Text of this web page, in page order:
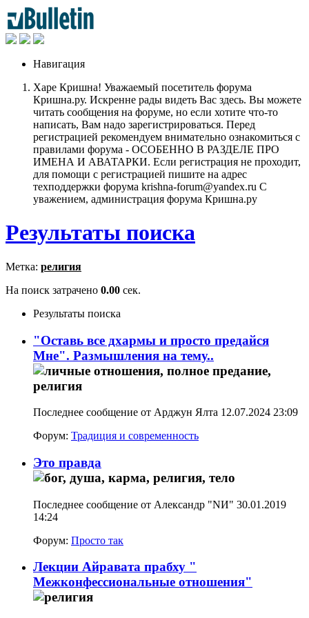
Навигация
Харе Кришна! Уважаемый посетитель форума
Кришна.ру. Искренне рады видеть Вас здесь. Вы можете
читать сообщения на форуме, но если хотите что-то
написать, Вам надо зарегистрироваться. Перед
регистрацией рекомендуем внимательно ознакомиться с
правилами форума - ОСОБЕННО В РАЗДЕЛЕ ПРО
ИМЕНА И АВАТАРКИ. Если регистрация не проходит,
для помощи с регистрацией пишите на адрес
техподдержки форума krishna-forum@yandex.ru С
уважением, администрация форума Кришна.ру
Результаты поиска
Метка: религия
На поиск затрачено 0.00 сек.
Результаты поиска
"Оставь все дхармы и просто предайся
Мне". Размышления на тему..
Последнее сообщение от Арджун Ялта 12.07.2024 23:09
Форум: Традиция и современность
Это правда
Последнее сообщение от Александр "NИ" 30.01.2019
14:24
Форум: Просто так
Лекции Айравата прабху "
Межконфессиональные отношения"